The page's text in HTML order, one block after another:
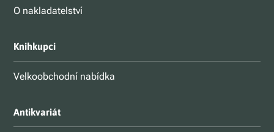
O nakladatelství
Knihkupci
Velkoobchodní nabídka
Antikvariát